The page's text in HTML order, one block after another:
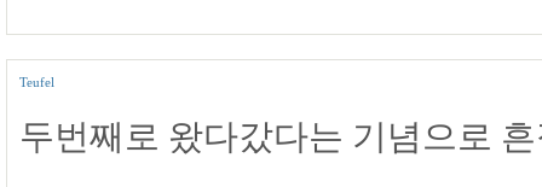
Teufel
두번째로 왔다갔다는 기념으로